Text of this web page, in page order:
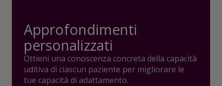
Approfondimenti
personalizzati
Ottieni una conoscenza concreta della capacità
uditiva di ciascun paziente per migliorare le
tue capacità di adattamento.